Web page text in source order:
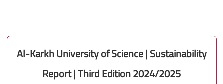
Al-Karkh University of Science | Sustainability
Report | Third Edition 2024/2025